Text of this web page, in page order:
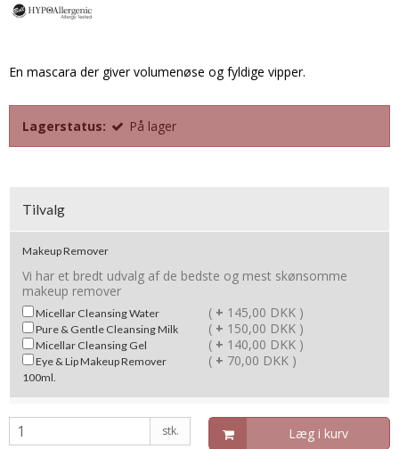
En mascara der giver volumenøse og fyldige vipper.
Lagerstatus: På lager
Tilvalg
Makeup Remover
Vi har et bredt udvalg af de bedste og mest skønsomme
makeup remover
Micellar Cleansing Water ( + 145,00 DKK )
Pure & Gentle Cleansing Milk ( + 150,00 DKK )
Micellar Cleansing Gel ( + 140,00 DKK )
100ml.
( + 70,00 DKK )
stk. Læg i kurv